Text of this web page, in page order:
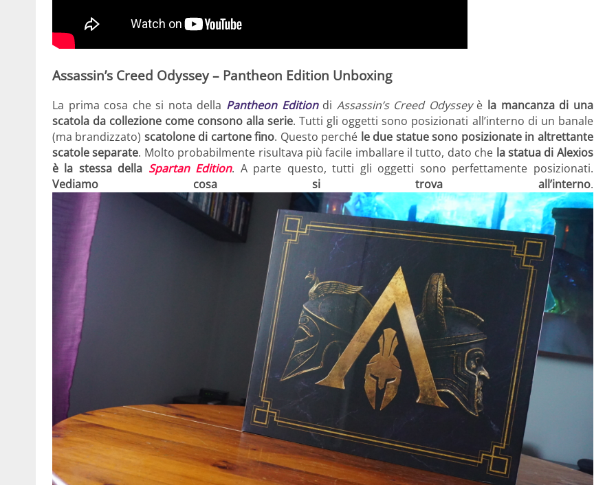
Assassin’s Creed Odyssey – Pantheon Edition Unboxing
La prima cosa che si nota della Pantheon Editiondi Assassin’s Creed Odysseyè la mancanza di una
scatola da collezione come consono alla serie. Tutti gli oggetti sono posizionati all’interno di un banale
(ma brandizzato) scatolone di cartone fino. Questo perché le due statue sono posizionate in altrettante
scatole separate. Molto probabilmente risultava più facile imballare il tutto, dato che la statua di Alexios
è la stessa della Spartan Edition. A parte questo, tutti gli oggetti sono perfettamente posizionati.
Vediamo cosa si trova all’interno.